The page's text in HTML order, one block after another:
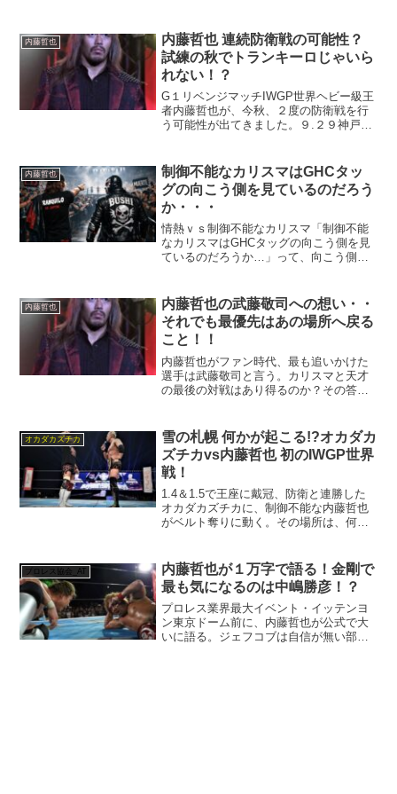
にしかできない唯一無二の王座戦を期
待...
内藤哲也
内藤哲也 連続防衛戦の可能性？
試練の秋でトランキーロじゃいら
れない！？
G１リベンジマッチIWGP世界ヘビー級王
者内藤哲也が、今秋、２度の防衛戦を行
う可能性が出てきました。９.２９神戸ワ
セイバーJrです。しかし、これはG１公式
戦で敗北...
内藤哲也
制御不能なカリスマはGHCタッ
グの向こう側を見ているのだろう
か・・・
情熱ｖｓ制御不能なカリスマ「制御不能
なカリスマはGHCタッグの向こう側を見
ているのだろうか…」って、向こう側っ
が決定してます。王者はLTJの内藤哲也＆
BUSHI...
内藤哲也
内藤哲也の武藤敬司への想い・・
それでも最優先はあの場所へ戻る
こと！！
内藤哲也がファン時代、最も追いかけた
選手は武藤敬司と言う。カリスマと天才
の最後の対戦はあり得るのか？その答え
オカダカズチカ
雪の札幌 何かが起こる!?オカダカ
ズチカvs内藤哲也 初のIWGP世界
戦！
1.4＆1.5で王座に戴冠、防衛と連勝した
オカダカズチカに、制御不能な内藤哲也
がベルト奪りに動く。その場所は、何か
プロレス協会_AT
内藤哲也が１万字で語る！金剛で
最も気になるのは中嶋勝彦！？
プロレス業界最大イベント・イッテンヨ
ン東京ドーム前に、内藤哲也が公式で大
いに語る。ジェフコブは自信が無い部分